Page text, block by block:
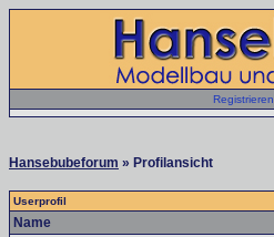
Registrieren
Hansebubeforum » Profilansicht
Userprofil
Name